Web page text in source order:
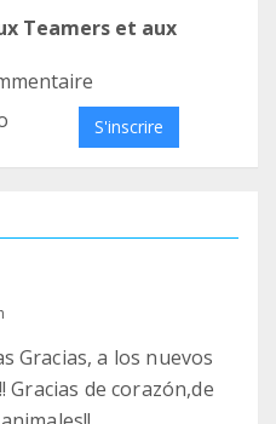
Teamers et aux
S'inscrire
Gracias, a los nuevos
Gracias de corazón,de